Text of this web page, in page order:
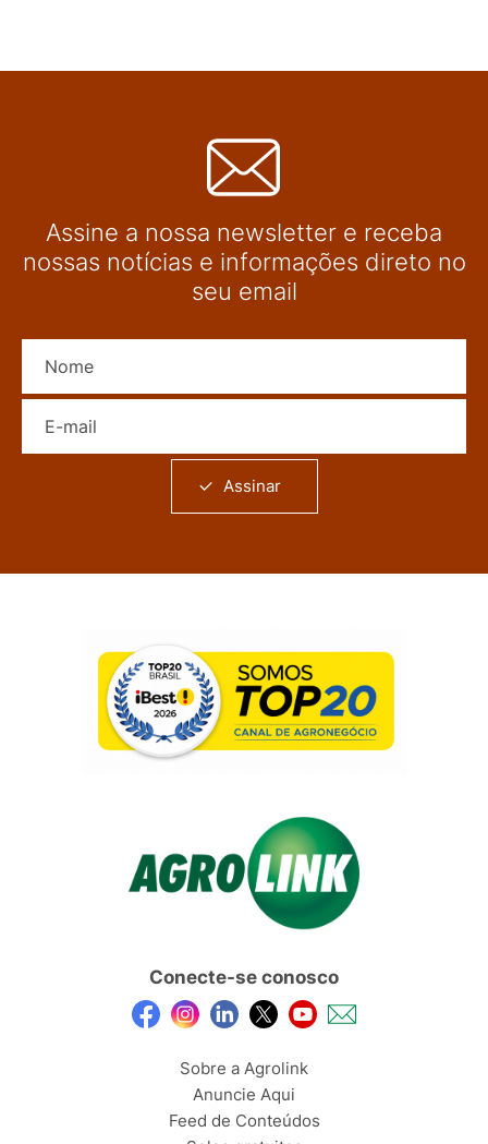
Assine a nossa newsletter e receba
nossas notícias e informações direto no
seu email
Assinar
Conecte-se conosco
Sobre a Agrolink
Anuncie Aqui
Feed de Conteúdos